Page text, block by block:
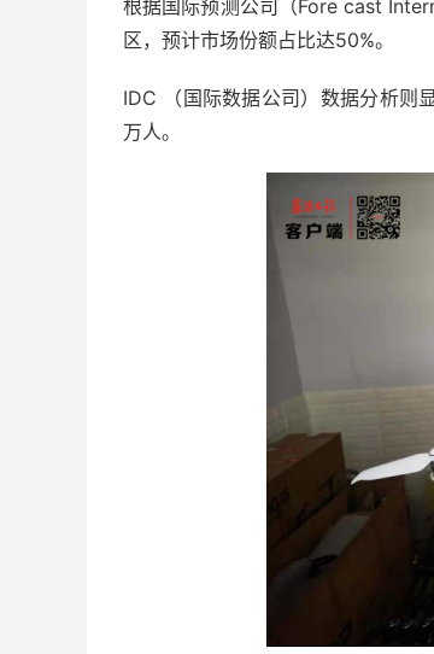
根据国际预测公司（Fore cast
区，预计市场份额占比达50%。
IDC （国际数据公司）数据分析则
万人。